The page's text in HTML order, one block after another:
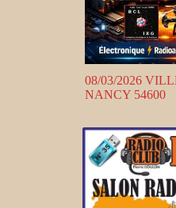
08/03/2026
NANCY 54600